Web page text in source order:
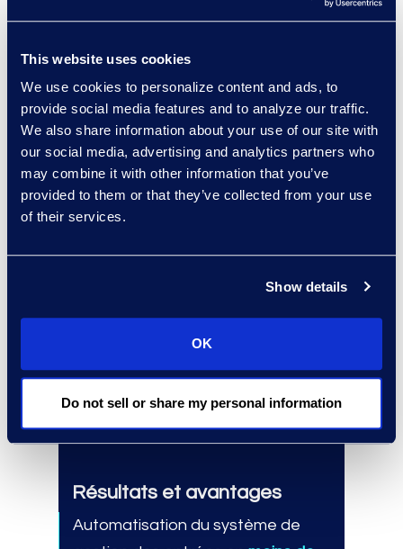
This website uses cookies
We use cookies to personalize content and ads, to
provide social media features and to analyze our traffic.
We also share information about your use of our site with
our social media, advertising and analytics partners who
may combine it with other information that you’ve
provided to them or that they’ve collected from your use
of their services.
Show details
OK
Do not sell or share my personal information
Automatiser la création de
électroniques grâce à DocuSign.
Pourquoi Epiq
Une équipe dédiée aux solutions
contractuelles.
entreprises appartenant au
classement Fortune 5000.
Plus de 275 déploiements de
CLM à travers le monde, avec
100 000 utilisateurs formés.
Résultats et avantages
Automatisation du système de